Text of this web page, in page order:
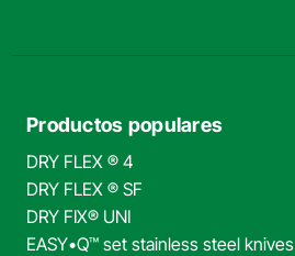
Productos populares
DRY FLEX ® 4
DRY FLEX ® SF
DRY FIX® UNI
EASY•Q™ set stainless steel knives